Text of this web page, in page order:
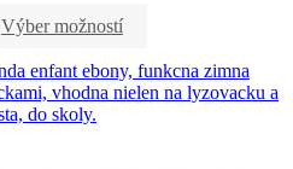
Výber možností